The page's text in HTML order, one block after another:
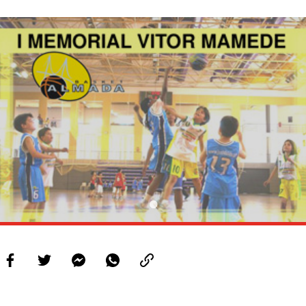
PROJETOS
LIGA BETCLIC MASCULINA
LIGA BETCLIC FEMININA